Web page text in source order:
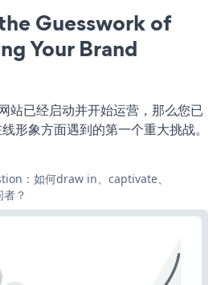
Guesswork of
Your Brand
已经启动并开始运营，那么您已
形象方面遇到的第一个重大挑战。
：如何draw in、captivate、
？